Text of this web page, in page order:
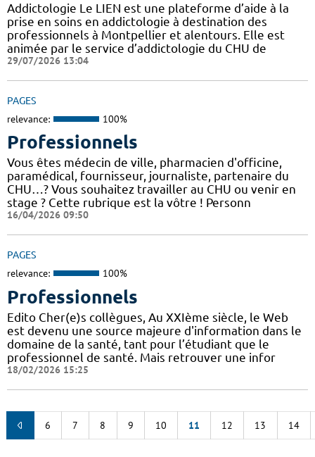
Addictologie Le LIEN est une plateforme d’aide à la
prise en soins en addictologie à destination des
professionnels à Montpellier et alentours. Elle est
animée par le service d’addictologie du CHU de
29/07/2026 13:04
PAGES
relevance: 100%
Professionnels
Vous êtes médecin de ville, pharmacien d'officine,
paramédical, fournisseur, journaliste, partenaire du
CHU…? Vous souhaitez travailler au CHU ou venir en
stage ? Cette rubrique est la vôtre ! Personn
16/04/2026 09:50
PAGES
relevance: 100%
Professionnels
Edito Cher(e)s collègues, Au XXIème siècle, le Web
est devenu une source majeure d'information dans le
domaine de la santé, tant pour l’étudiant que le
professionnel de santé. Mais retrouver une infor
18/02/2026 15:25
6 7 8 9 10 11 12 13 14